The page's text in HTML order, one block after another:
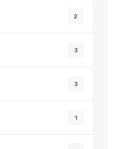
2
3
3
1